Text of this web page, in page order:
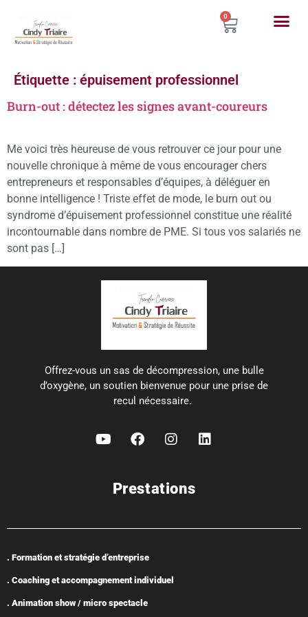
0
Étiquette : épuisement professionnel
Burn-out : détectez les signes avant-coureurs
Me voici très heureuse de vous retrouver ce jour pour une
nouvelle chronique à même de vous encourager chers
entrepreneurs et responsables d’équipes, à déléguer en
bonne intelligence ! Triste effet de mode, le burn out ou
syndrome d’épuisement professionnel constitue une réalité
incontournable dans nombre de PME. Si tous vos salariés ne
sont pas […]
Offrez-vous un sas de décompression, une bulle
d’oxygène, un soutien bienvenue pour une prise de
recul nécessaire.
Prestations
. Formation et stratégie d’entreprise
. Coaching et accompagnement individuel
. Animation show / micro spectacle